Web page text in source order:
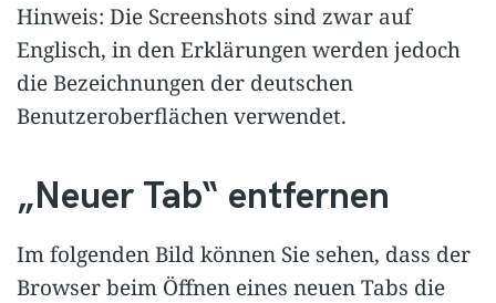
Hinweis: Die Screenshots sind zwar auf
Englisch, in den Erklärungen werden jedoch
die Bezeichnungen der deutschen
Benutzeroberflächen verwendet.
„Neuer Tab“ entfernen
Im folgenden Bild können Sie sehen, dass der
Browser beim Öffnen eines neuen Tabs die